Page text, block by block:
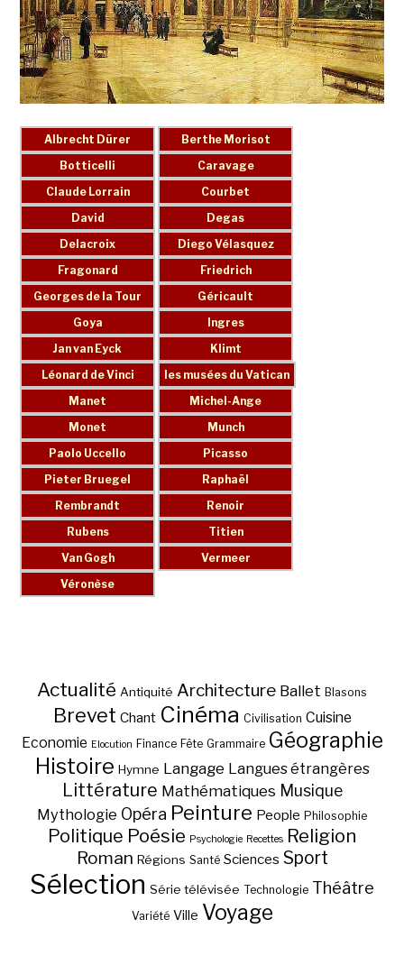
Actualité Antiquité Architecture Ballet Blasons
Brevet Chant Cinéma Civilisation Cuisine
Economie Elocution Finance Fête Grammaire Géographie
Histoire Hymne Langage Langues étrangères
Littérature Mathématiques Musique
Mythologie Opéra Peinture People Philosophie
Politique Poésie Psychologie Recettes Religion
Roman Régions Santé Sciences Sport
Sélection Série télévisée Technologie Théâtre
Variété Ville Voyage